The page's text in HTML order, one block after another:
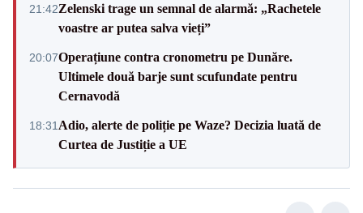
21:42Zelenski trage un semnal de alarmă: „Rachetele
voastre ar putea salva vieți”
20:07Operațiune contra cronometru pe Dunăre.
Ultimele două barje sunt scufundate pentru
Cernavodă
18:31 Adio, alerte de poliție pe Waze? Decizia luată de
Curtea de Justiție a UE